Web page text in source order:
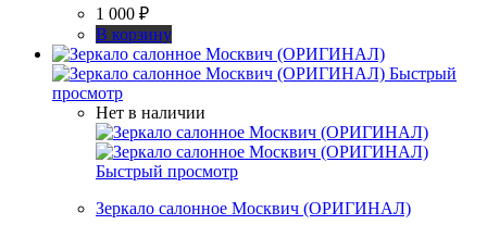
1 000 ₽
В корзину
Быстрый
просмотр
Нет в наличии
Быстрый просмотр
Зеркало салонное Москвич (ОРИГИНАЛ)